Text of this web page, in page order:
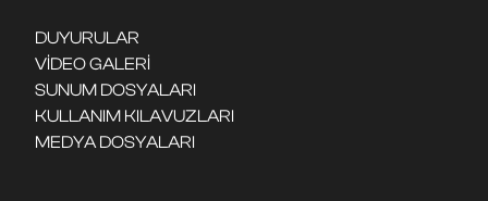
DUYURULAR
VİDEO GALERİ
SUNUM DOSYALARI
KULLANIM KILAVUZLARI
MEDYA DOSYALARI